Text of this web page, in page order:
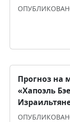
Прогноз на
«Хапоэль